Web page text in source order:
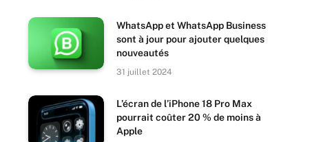
WhatsApp et WhatsApp Business
sont à jour pour ajouter quelques
nouveautés
31 juillet 2024
L’écran de l’iPhone 18 Pro Max
pourrait coûter 20 % de moins à
Apple